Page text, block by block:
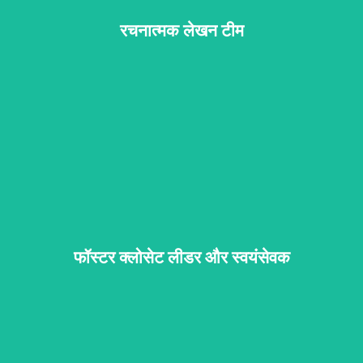
रचनात्मक लेखन टीम
सेवा के लिए यहाँ क्लिक करके पंजीकरण करें
फॉस्टर क्लोसेट लीडर और स्वयंसेवक
सेवा के लिए यहाँ क्लिक करके पंजीकरण करें